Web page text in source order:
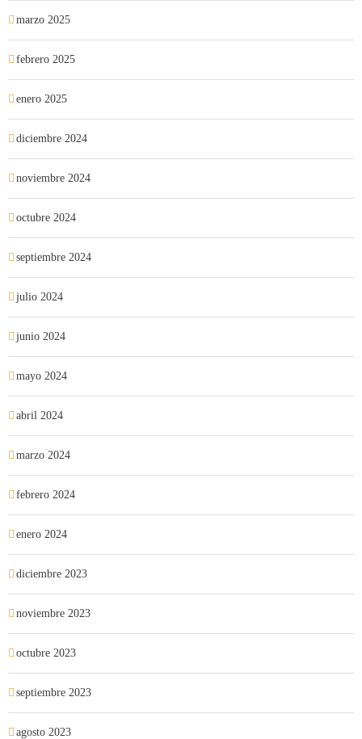
marzo 2025
febrero 2025
enero 2025
diciembre 2024
noviembre 2024
octubre 2024
septiembre 2024
julio 2024
junio 2024
mayo 2024
abril 2024
marzo 2024
febrero 2024
enero 2024
diciembre 2023
noviembre 2023
octubre 2023
septiembre 2023
agosto 2023